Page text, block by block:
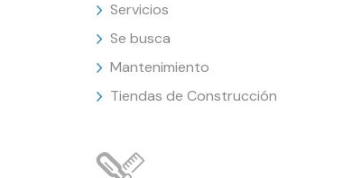
Servicios
Se busca
Mantenimiento
Tiendas de Construcción